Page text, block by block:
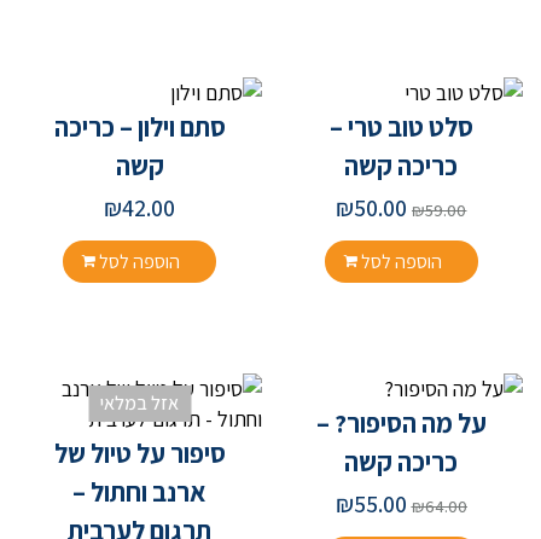
סלט טוב טרי –
כריכה קשה
₪59.00 המחיר
היה:
₪59.00.
₪50.00 המחיר
הוא:
₪50.00.
הוספה לסל
סתם וילון – כריכה
קשה
₪42.00
הוספה לסל
על מה הסיפור? –
כריכה קשה
₪64.00 המחיר₪55.00
אזל במלאי
סיפור על טיול של
ארנב וחתול –
תרגום לערבית